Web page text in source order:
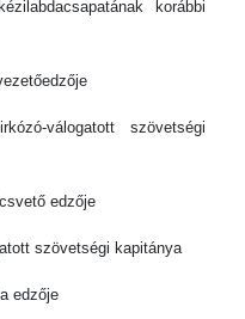
korábbi
válogatott szövetségi
edzője
szövetségi kapitánya
edzője